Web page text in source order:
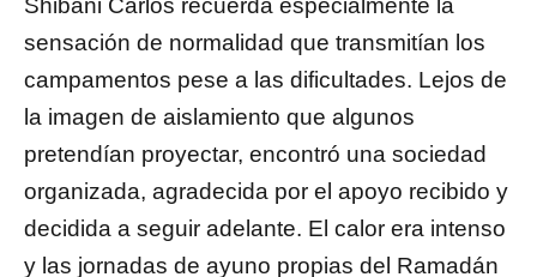
Shibani Carlos recuerda especialmente la
sensación de normalidad que transmitían los
campamentos pese a las dificultades. Lejos de
la imagen de aislamiento que algunos
pretendían proyectar, encontró una sociedad
organizada, agradecida por el apoyo recibido y
decidida a seguir adelante. El calor era intenso
y las jornadas de ayuno propias del Ramadán